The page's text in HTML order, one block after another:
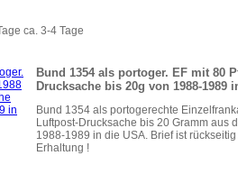
ca. 3-4 Tage
Bund 1354 als portoger. EF mit 80
Drucksache bis 20g von 1988-1989
Bund 1354 als portogerechte
Luftpost-Drucksache bis 20 Gramm aus
1988-1989 in die USA. Brief ist
Erhaltung !